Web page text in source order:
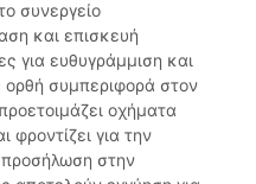
συνεργείο
και επισκευή
για ευθυγράμμιση και
ορθή συμπεριφορά στον
οχήματα
φροντίζει για την
στην